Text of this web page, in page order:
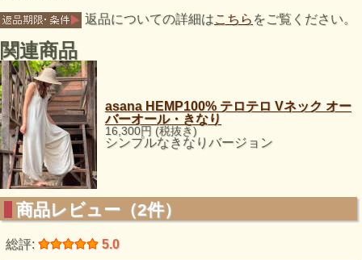
返品についての詳細はこちら をご覧ください。
関連商品
asana HEMP100% テロテロ Vネック オー
バーオール・きなり
16,300円 (税抜き)
シンプルなきなりバージョン
商品レビュー（2件）
総評: 5.0